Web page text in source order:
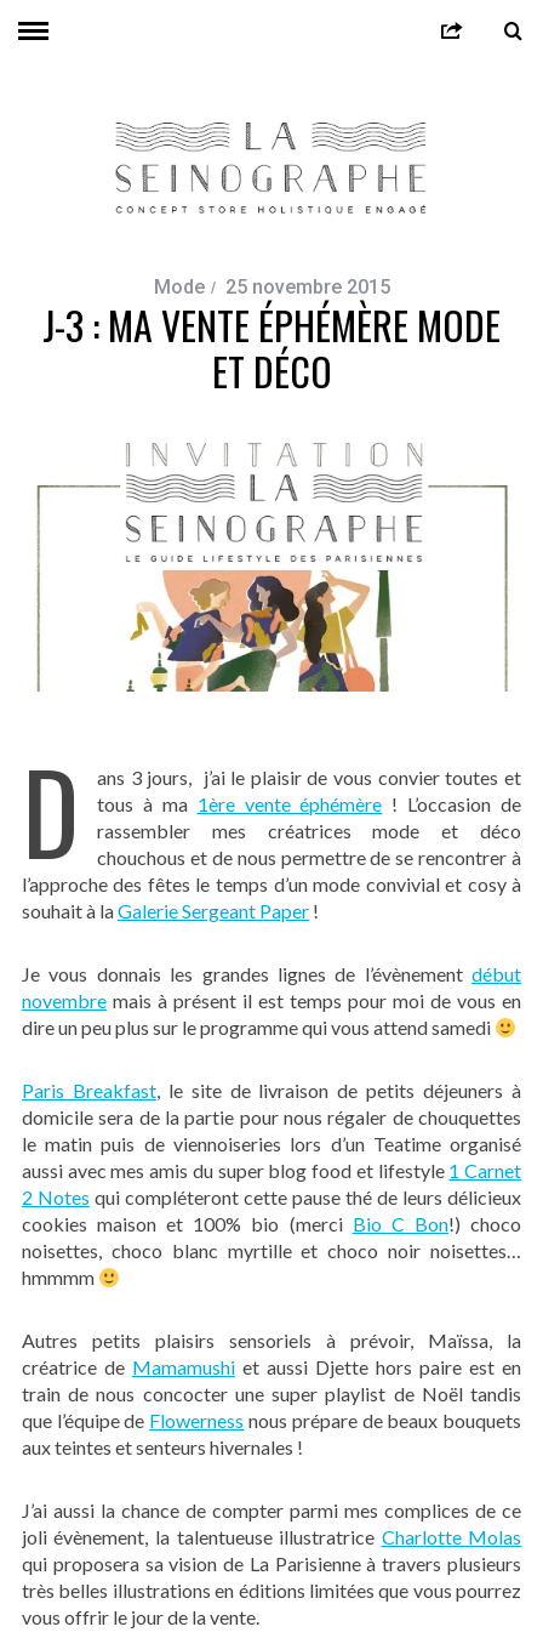
Mode 25 novembre 2015
J-3 : MA VENTE ÉPHÉMÈRE MODE
ET DÉCO
D
ans 3 jours, j’ai le plaisir de vous convier toutes et
tous à ma 1ère vente éphémère ! L’occasion de
rassembler mes créatrices mode et déco
chouchous et de nous permettre de se rencontrer à
l’approche des fêtes le temps d’un mode convivial et cosy à
souhait à laGalerie Sergeant Paper!
Je vous donnais les grandes lignes de l’évènementdébut
novembremais à présent il est temps pour moi de vous en
dire un peu plus sur le programme qui vous attend samedi
Paris Breakfast, le site de livraison de petits déjeuners à
domicile sera de la partie pour nous régaler de chouquettes
le matin puis de viennoiseries lors d’un Teatime organisé
aussi avec mes amis du super blog food et lifestyle 1 Carnet
2 Notes qui compléteront cette pause thé de leurs délicieux
cookies maison et 100% bio (merci Bio C Bon!) choco
noisettes, choco blanc myrtille et choco noir noisettes…
hmmmm
Autres petits plaisirs sensoriels à prévoir, Maïssa, la
créatrice de Mamamushiet aussi Djette hors paire est en
train de nous concocter une super playlist de Noël tandis
que l’équipe de Flowerness nous prépare de beaux bouquets
aux teintes et senteurs hivernales !
J’ai aussi la chance de compter parmi mes complices de ce
joli évènement, la talentueuse illustratrice Charlotte Molas
qui proposera sa vision de La Parisienne à travers plusieurs
très belles illustrations en éditions limitées que vous pourrez
vous offrir le jour de la vente.